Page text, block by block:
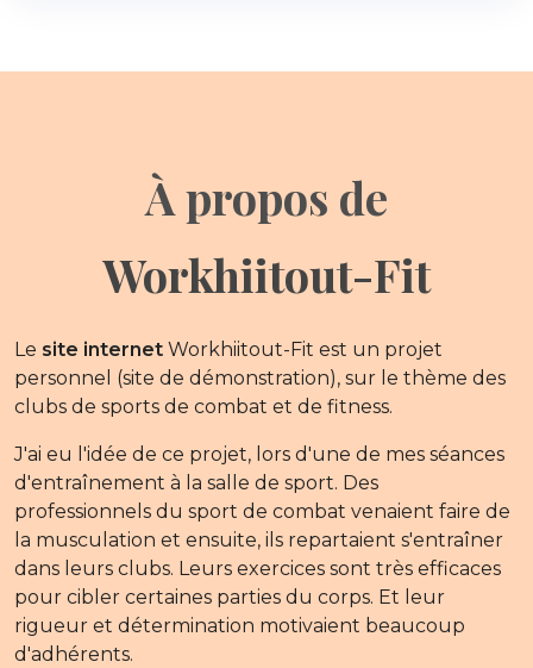
À propos de
Workhiitout-Fit
Le site internet Workhiitout-Fit est un projet
personnel (site de démonstration), sur le thème des
clubs de sports de combat et de fitness.
J'ai eu l'idée de ce projet, lors d'une de mes séances
d'entraînement à la salle de sport. Des
professionnels du sport de combat venaient faire de
la musculation et ensuite, ils repartaient s'entraîner
dans leurs clubs. Leurs exercices sont très efficaces
pour cibler certaines parties du corps. Et leur
rigueur et détermination motivaient beaucoup
d'adhérents.